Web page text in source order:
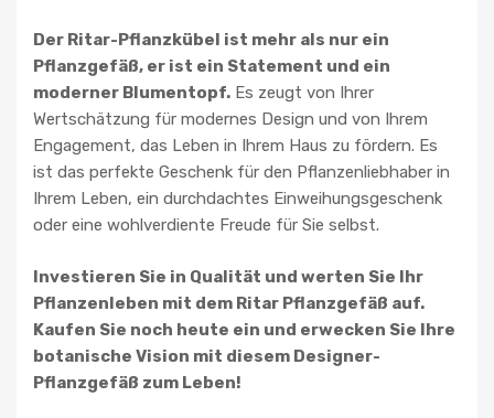
Der Ritar-Pflanzkübel ist mehr als nur ein
Pflanzgefäß, er ist ein Statement und ein
moderner Blumentopf. Es zeugt von Ihrer
Wertschätzung für modernes Design und von Ihrem
Engagement, das Leben in Ihrem Haus zu fördern. Es
ist das perfekte Geschenk für den Pflanzenliebhaber in
Ihrem Leben, ein durchdachtes Einweihungsgeschenk
oder eine wohlverdiente Freude für Sie selbst.
Investieren Sie in Qualität und werten Sie Ihr
Pflanzenleben mit dem Ritar Pflanzgefäß auf.
Kaufen Sie noch heute ein und erwecken Sie Ihre
botanische Vision mit diesem Designer-
Pflanzgefäß zum Leben!